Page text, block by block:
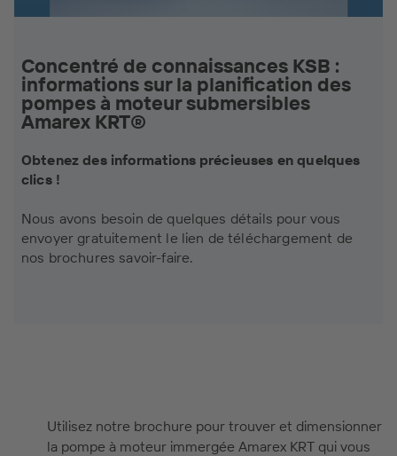
Concentré de connaissances KSB :
informations sur la planification des
pompes à moteur submersibles
Amarex KRT®
Obtenez des informations précieuses en quelques
clics !
Nous avons besoin de quelques détails pour vous
envoyer gratuitement le lien de téléchargement de
nos brochures savoir-faire.
Utilisez notre brochure pour trouver et dimensionner
la pompe à moteur immergée Amarex KRT qui vous